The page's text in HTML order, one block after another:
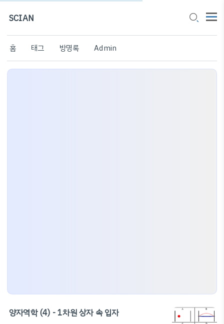
SCIAN
홈 태그 방명록 Admin
양자역학 (4) - 1차원 상자 속 입자